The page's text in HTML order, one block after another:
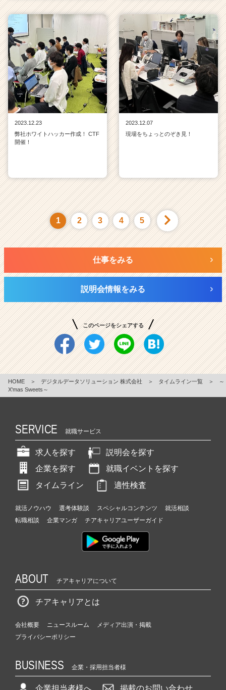
2023.12.23
弊社ホワイトハッカー作成！ CTF
開催！
2023.12.07
現場をちょっとのぞき見！
1 2 3 4 5
仕事をみる
説明会情報をみる
このページをシェアする
HOME ＞ デジタルデータソリューション 株式会社 ＞ タイムライン一覧 ＞
～
X'mas Sweets～
SERVICE 就職サービス
求人を探す
説明会を探す
企業を探す
就職イベントを探す
タイムライン
適性検査
就活ノウハウ 選考体験談 スペシャルコンテンツ
就活相談
転職相談
企業マンガ チアキャリアユーザーガイド
ABOUT チアキャリアについて
チアキャリアとは
会社概要 ニュースルーム
メディア出演・掲載
プライバシーポリシー
BUSINESS 企業・採用担当者様
企業担当者様へ 掲載のお問い合わせ